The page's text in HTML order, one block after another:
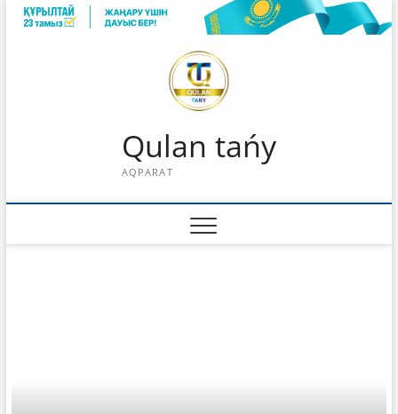
Skip
Qulan tańy
AQPARAT